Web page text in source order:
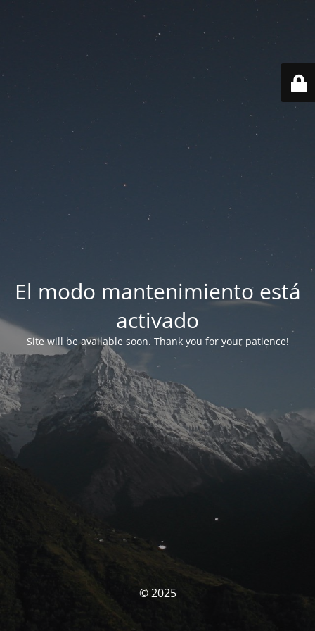
El modo mantenimiento está
activado
Site will be available soon. Thank you for your patience!
© 2025